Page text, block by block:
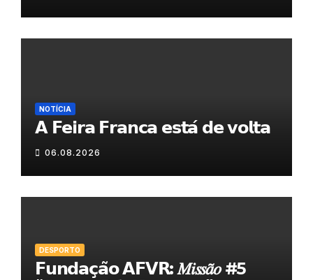
NOTÍCIA
𝗔 𝗙𝗲𝗶𝗿𝗮 𝗙𝗿𝗮𝗻𝗰𝗮 𝗲𝘀𝘁𝗮́ 𝗱𝗲 𝘃𝗼𝗹𝘁𝗮
06.08.2026
DESPORTO
𝗙𝘂𝗻𝗱𝗮𝗰̧𝗮̃𝗼 𝗔𝗙𝗩𝗥: 𝑀𝑖𝑠𝑠𝑎̃𝑜 #5